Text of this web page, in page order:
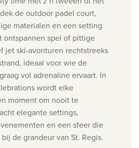
de outdoor padel court,
materialen en een setting
spel of pittige
jet ski-avonturen rechtstreeks
ideaal voor wie de
vol adrenaline ervaart. In
wordt elke
moment om nooit te
elegante settings,
en een sfeer die
de grandeur van St. Regis.